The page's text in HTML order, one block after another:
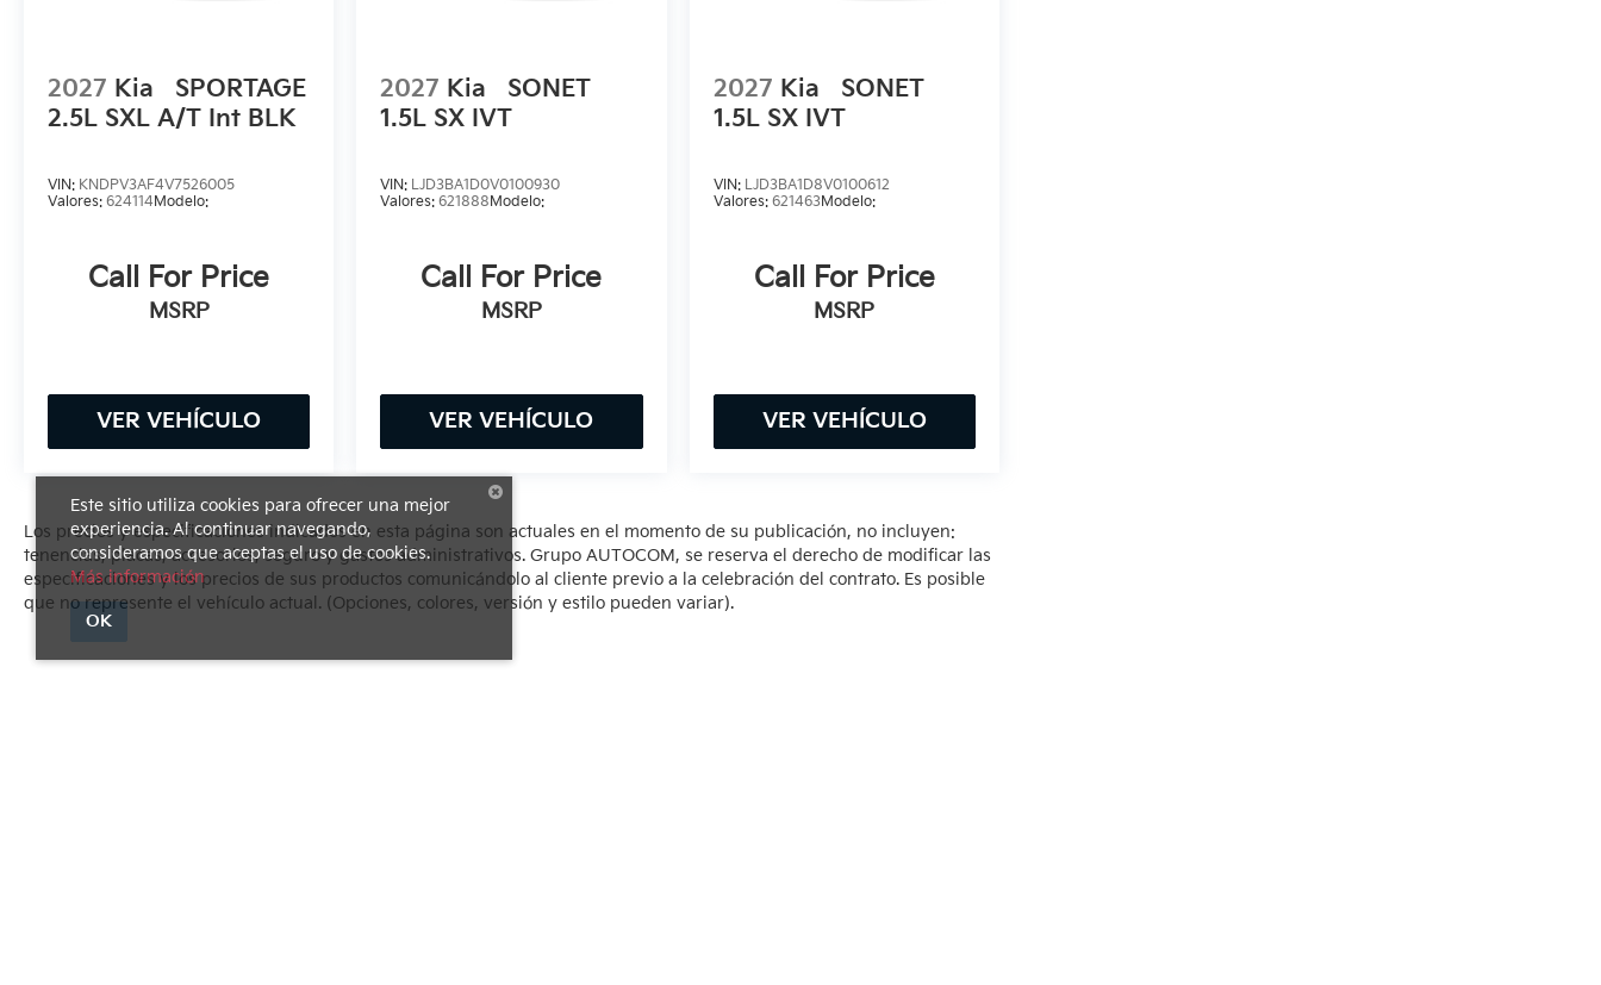
2027 Kia
SPORTAGE
2.5L SXL A/T Int BLK
VIN: KNDPV3AF4V7526005
Valores: 624114Modelo:
Call For Price
MSRP
VER VEHÍCULO
2027 Kia
SONET
1.5L SX IVT
VIN: LJD3BA1D0V0100930
Valores:621888 Modelo:
Call For Price
MSRP
VER VEHÍCULO
2027 Kia
SONET
1.5L SX IVT
VIN: LJD3BA1D8V0100612
Valores: 621463Modelo:
Call For Price
MSRP
VER VEHÍCULO
Los precios y especificaciones indicados en esta página son actuales en el momento de su publicación, no incluyen:
tenencias, placas, accesorios, seguro y gastos administrativos. Grupo AUTOCOM, se reserva el derecho de modificar las
especificaciones y los precios de sus productos comunicándolo al cliente previo a la celebración del contrato. Es posible
que no represente el vehículo actual. (Opciones, colores, versión y estilo pueden variar).
Este sitio utiliza cookies para ofrecer una mejor
experiencia. Al continuar navegando,
consideramos que aceptas el uso de cookies.
Más información
OK